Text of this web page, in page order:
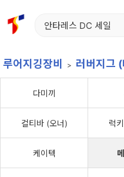
홈 신상품 재입고
루어지깅장비 러버지그
다미끼
컬티바 (오너) 럭
케이텍